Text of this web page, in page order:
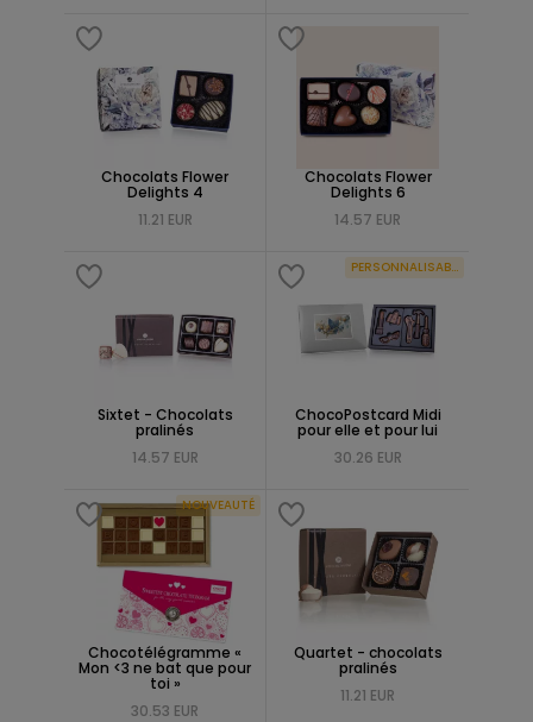
Chocolats Flower
Delights 4
11.21 EUR
Chocolats Flower
Delights 6
14.57 EUR
Sixtet - Chocolats
pralinés
14.57 EUR
PERSONNALISABLE
ChocoPostcard Midi
pour elle et pour lui
30.26 EUR
NOUVEAUTÉ
Chocotélégramme «
Mon <3 ne bat que pour
toi »
30.53 EUR
Quartet - chocolats
pralinés
11.21 EUR